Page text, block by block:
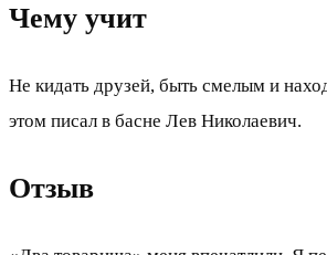
Чему учит
Не кидать друзей, быть смелым и
этом писал в басне Лев Николаевич.
Отзыв